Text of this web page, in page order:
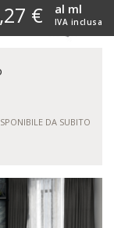
€ IVA inclusa
al ml
DA SUBITO